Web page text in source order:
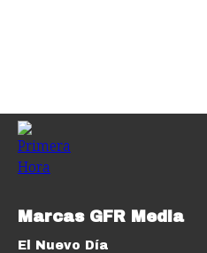
Marcas GFR Media
El Nuevo Día